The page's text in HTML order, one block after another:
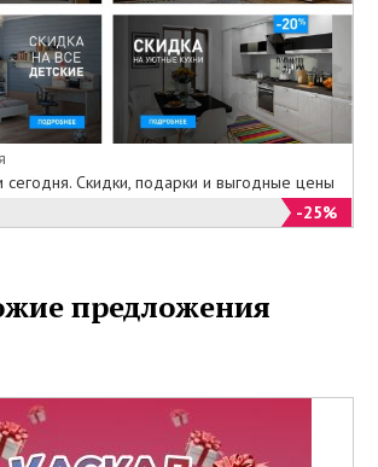
сегодня. Скидки, подарки и выгодные цены
-25%
предложения